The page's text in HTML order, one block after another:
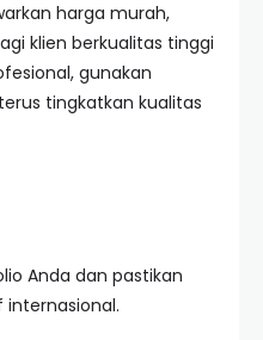
harga murah,
klien berkualitas tinggi
gunakan
tingkatkan kualitas
Anda dan pastikan